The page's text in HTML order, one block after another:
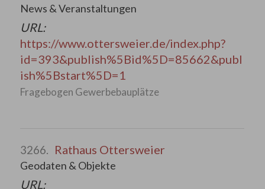
News & Veranstaltungen
URL:
https://www.ottersweier.de/index.php?
id=393&publish%5Bid%5D=85662&publ
ish%5Bstart%5D=1
Fragebogen Gewerbebauplätze
3266. Rathaus Ottersweier
Geodaten & Objekte
URL: